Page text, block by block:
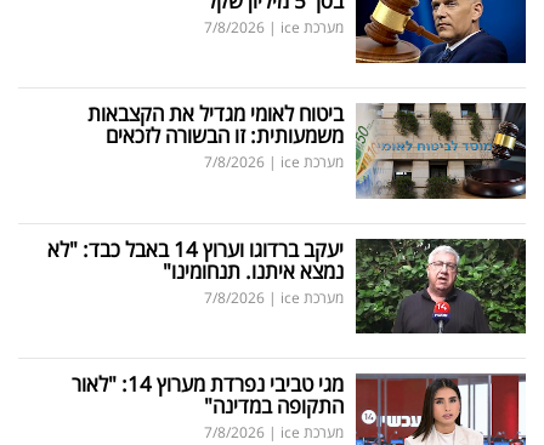
פרסמו
באייס
עקבו
אחרינו:
מערכת ice |
7/8/2026
ביטוח לאומי מגדיל את הקצבאות
משמעותית: זו הבשורה לזכאים
מערכת ice |
7/8/2026
יעקב ברדוגו וערוץ 14 באבל כבד: "לא
נמצא איתנו. תנחומינו"
מערכת ice |
7/8/2026
מגי טביבי נפרדת מערוץ 14: "לאור
התקופה במדינה"
מערכת ice |
7/8/2026